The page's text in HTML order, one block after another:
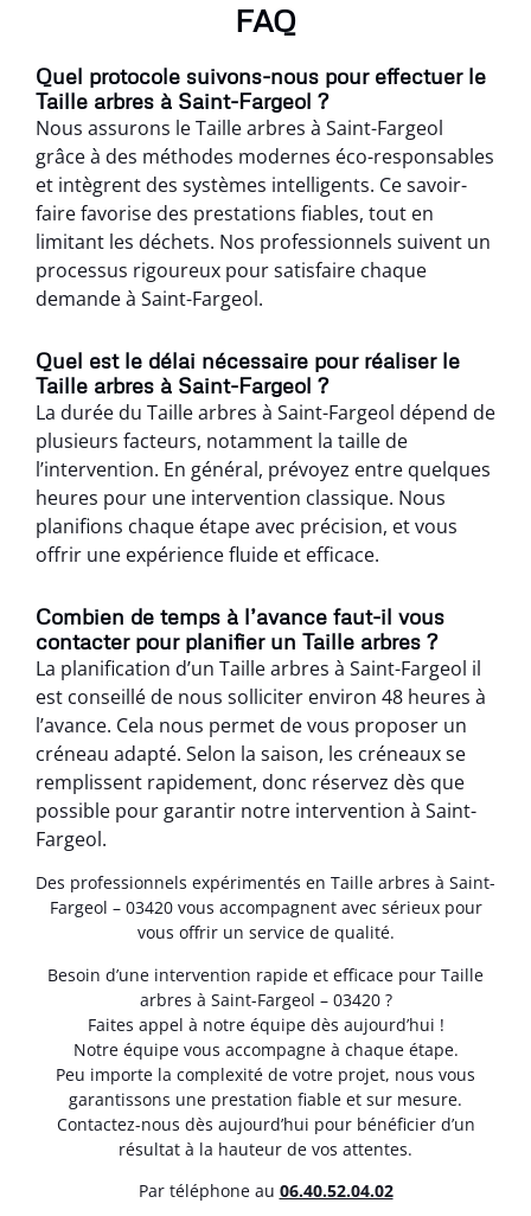
FAQ
Quel protocole suivons-nous pour effectuer le
Taille arbres à Saint-Fargeol ?
Nous assurons le Taille arbres à Saint-Fargeol
grâce à des méthodes modernes éco-responsables
et intègrent des systèmes intelligents. Ce savoir-
faire favorise des prestations fiables, tout en
limitant les déchets. Nos professionnels suivent un
processus rigoureux pour satisfaire chaque
demande à Saint-Fargeol.
Quel est le délai nécessaire pour réaliser le
Taille arbres à Saint-Fargeol ?
La durée du Taille arbres à Saint-Fargeol dépend de
plusieurs facteurs, notamment la taille de
l’intervention. En général, prévoyez entre quelques
heures pour une intervention classique. Nous
planifions chaque étape avec précision, et vous
offrir une expérience fluide et efficace.
Combien de temps à l’avance faut-il vous
contacter pour planifier un Taille arbres ?
La planification d’un Taille arbres à Saint-Fargeol il
est conseillé de nous solliciter environ 48 heures à
l’avance. Cela nous permet de vous proposer un
créneau adapté. Selon la saison, les créneaux se
remplissent rapidement, donc réservez dès que
possible pour garantir notre intervention à Saint-
Fargeol.
Des professionnels expérimentés en Taille arbres à Saint-
Fargeol – 03420 vous accompagnent avec sérieux pour
vous offrir un service de qualité.
Besoin d’une intervention rapide et efficace pour Taille
arbres à Saint-Fargeol – 03420 ?
Faites appel à notre équipe dès aujourd’hui !
Notre équipe vous accompagne à chaque étape.
Peu importe la complexité de votre projet, nous vous
garantissons une prestation fiable et sur mesure.
Contactez-nous dès aujourd’hui pour bénéficier d’un
résultat à la hauteur de vos attentes.
Par téléphone au 06.40.52.04.02